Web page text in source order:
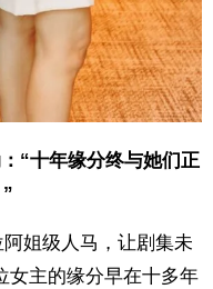
“十年缘分终与她们正
姐级人马，让剧集未
女主的缘分早在十多年